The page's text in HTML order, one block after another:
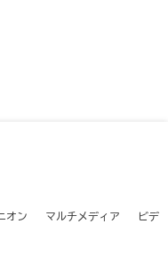
オン マルチメディア ビデ